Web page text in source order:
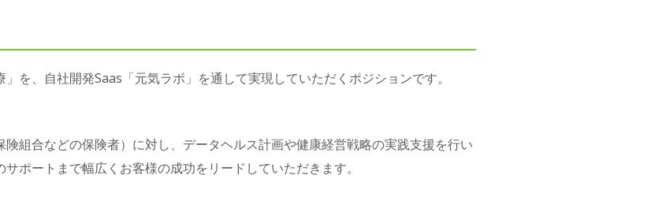
を、自社開発Saas「元気ラボ」を通して実現していただくポジションです。
険組合などの保険者）に対し、データヘルス計画や健康経営戦略の実践支援を行い
ポートまで幅広くお客様の成功をリードしていただきます。